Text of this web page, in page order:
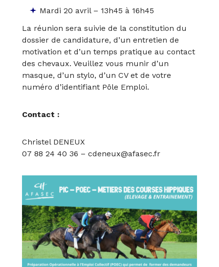
Mardi 20 avril – 13h45 à 16h45
La réunion sera suivie de la constitution du
dossier de candidature, d’un entretien de
motivation et d’un temps pratique au contact
des chevaux. Veuillez vous munir d’un
masque, d’un stylo, d’un CV et de votre
numéro d’identifiant Pôle Emploi.
Contact :
Christel DENEUX
07 88 24 40 36 – cdeneux@afasec.fr